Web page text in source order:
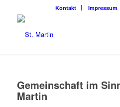
Kon­takt Impres­sum
Gemein­schaft im
Martin